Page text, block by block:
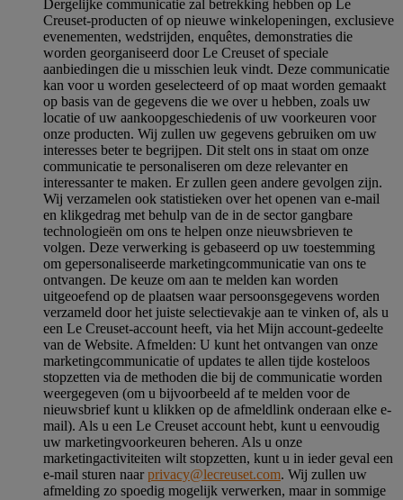
Dergelijke communicatie zal betrekking hebben op Le
Creuset-producten of op nieuwe winkelopeningen, exclusieve
evenementen, wedstrijden, enquêtes, demonstraties die
worden georganiseerd door Le Creuset of speciale
aanbiedingen die u misschien leuk vindt. Deze communicatie
kan voor u worden geselecteerd of op maat worden gemaakt
op basis van de gegevens die we over u hebben, zoals uw
locatie of uw aankoopgeschiedenis of uw voorkeuren voor
onze producten. Wij zullen uw gegevens gebruiken om uw
interesses beter te begrijpen. Dit stelt ons in staat om onze
communicatie te personaliseren om deze relevanter en
interessanter te maken. Er zullen geen andere gevolgen zijn.
Wij verzamelen ook statistieken over het openen van e-mail
en klikgedrag met behulp van de in de sector gangbare
technologieën om ons te helpen onze nieuwsbrieven te
volgen. Deze verwerking is gebaseerd op uw toestemming
om gepersonaliseerde marketingcommunicatie van ons te
ontvangen. De keuze om aan te melden kan worden
uitgeoefend op de plaatsen waar persoonsgegevens worden
verzameld door het juiste selectievakje aan te vinken of, als u
een Le Creuset-account heeft, via het Mijn account-gedeelte
van de Website. Afmelden: U kunt het ontvangen van onze
marketingcommunicatie of updates te allen tijde kosteloos
stopzetten via de methoden die bij de communicatie worden
weergegeven (om u bijvoorbeeld af te melden voor de
nieuwsbrief kunt u klikken op de afmeldlink onderaan elke e-
mail). Als u een Le Creuset account hebt, kunt u eenvoudig
uw marketingvoorkeuren beheren. Als u onze
marketingactiviteiten wilt stopzetten, kunt u in ieder geval een
e-mail sturen naarprivacy@lecreuset.com. Wij zullen uw
afmelding zo spoedig mogelijk verwerken, maar in sommige